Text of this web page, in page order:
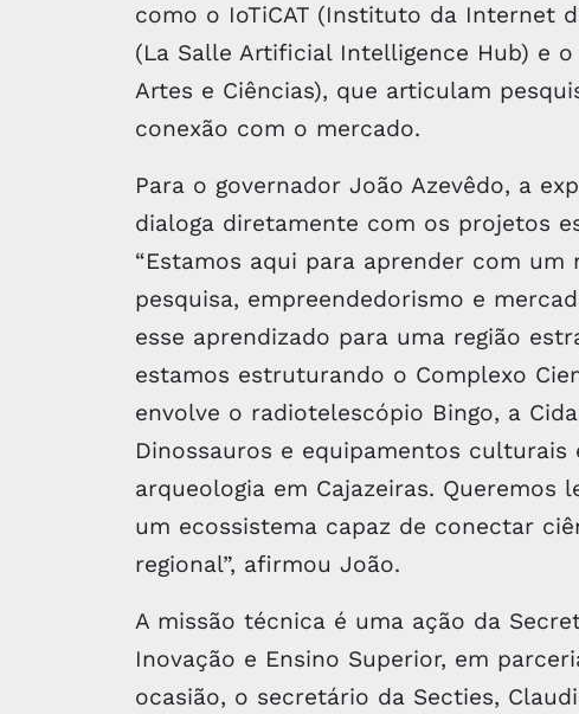
como o IoTiCAT (Instituto da Internet
(La Salle Artificial Intelligence Hub) e
Artes e Ciências), que articulam
conexão com o mercado.
Para o governador João Azevêdo, a
dialoga diretamente com os projetos
“Estamos aqui para aprender com um
pesquisa, empreendedorismo e
esse aprendizado para uma região
estamos estruturando o Complexo
envolve o radiotelescópio Bingo, a
Dinossauros e equipamentos
arqueologia em Cajazeiras. Queremos
um ecossistema capaz de conectar
regional”, afirmou João.
A missão técnica é uma ação da
Inovação e Ensino Superior, em
ocasião, o secretário da Secties,